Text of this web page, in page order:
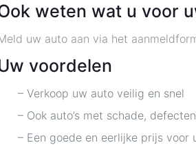
weten wat u voor
uw auto aan via het
voordelen
– Verkoop uw auto veilig en snel
– Ook auto’s met schade,
– Een goede en eerlijke prijs voor